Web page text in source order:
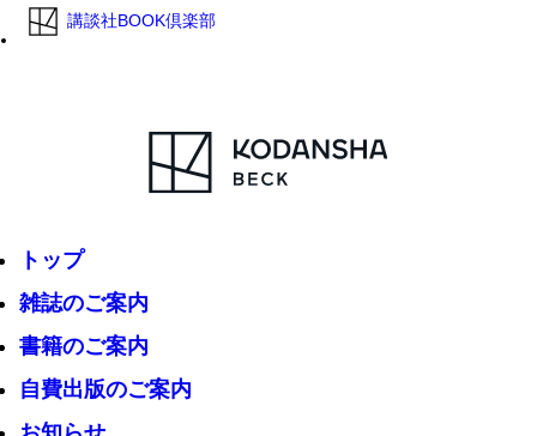
講談社BOOK倶楽部
トップ
雑誌のご案内
書籍のご案内
自費出版のご案内